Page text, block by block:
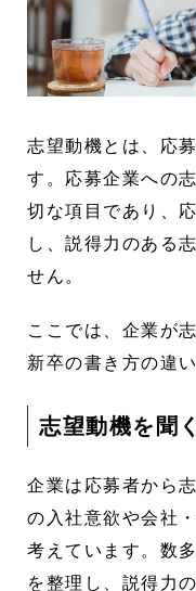
志望動機とは、応
す。応募企業への
切な項目であり、
し、説得力のある
せん。
ここでは、企業が
新卒の書き方の違
志望動機を聞
企業は応募者から
の入社意欲や会社
考えています。数
を整理し、説得力